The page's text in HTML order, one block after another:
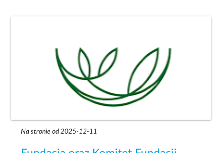
Na stronie od 2025-12-11